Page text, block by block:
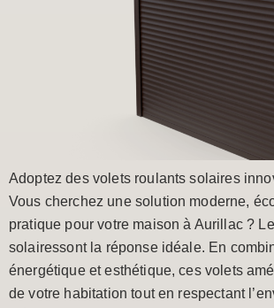
Adoptez des volets roulants solaires
Vous cherchez une solution moderne,
pratique pour votre maison à Aurillac ?
solairessont la réponse idéale. En
énergétique et esthétique, ces volets
de votre habitation tout en respectant